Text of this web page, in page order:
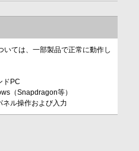
ては、一部製品で正常に動作し
ドPC
（Snapdragon等）
ネル操作および入力